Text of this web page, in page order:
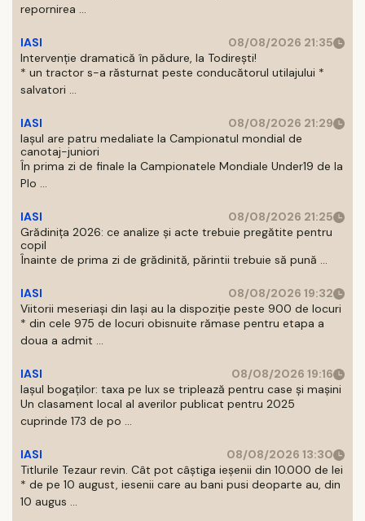
repornirea ...
IASI
08/08/2026 21:35
Intervenție dramatică în pădure, la Todirești!
* un tractor s-a răsturnat peste conducătorul utilajului *
salvatori ...
IASI
08/08/2026 21:29
Iaşul are patru medaliate la Campionatul mondial de
canotaj-juniori
În prima zi de finale la Campionatele Mondiale Under19 de la
Plo ...
IASI
08/08/2026 21:25
Grădinița 2026: ce analize și acte trebuie pregătite pentru
copil
Înainte de prima zi de grădinită, părintii trebuie să pună ...
IASI
08/08/2026 19:32
Viitorii meseriași din Iași au la dispoziție peste 900 de locuri
* din cele 975 de locuri obisnuite rămase pentru etapa a
doua a admit ...
IASI
08/08/2026 19:16
Iașul bogaților: taxa pe lux se triplează pentru case și mașini
Un clasament local al averilor publicat pentru 2025
cuprinde 173 de po ...
IASI
08/08/2026 13:30
Titlurile Tezaur revin. Cât pot câștiga ieșenii din 10.000 de lei
* de pe 10 august, iesenii care au bani pusi deoparte au, din
10 augus ...